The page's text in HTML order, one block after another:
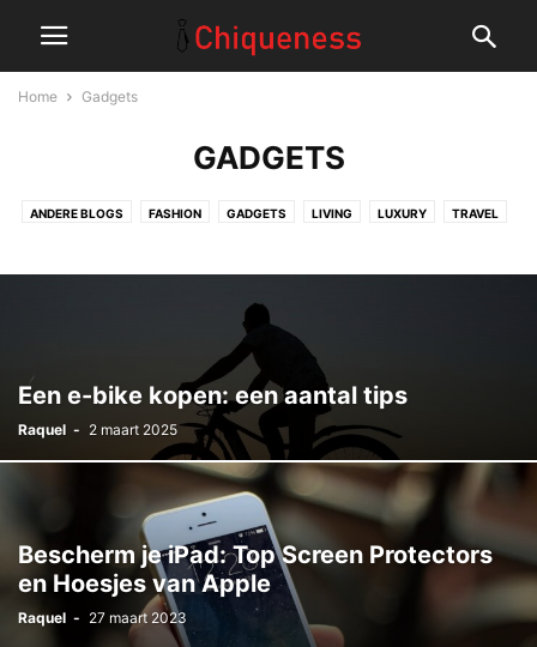
Home Gadgets
GADGETS
ANDERE BLOGS FASHION GADGETS LIVING LUXURY TRAVEL
Een e-bike kopen: een aantal tips
Raquel - 2 maart 2025
Bescherm je iPad: Top Screen Protectors
en Hoesjes van Apple
Raquel - 27 maart 2023